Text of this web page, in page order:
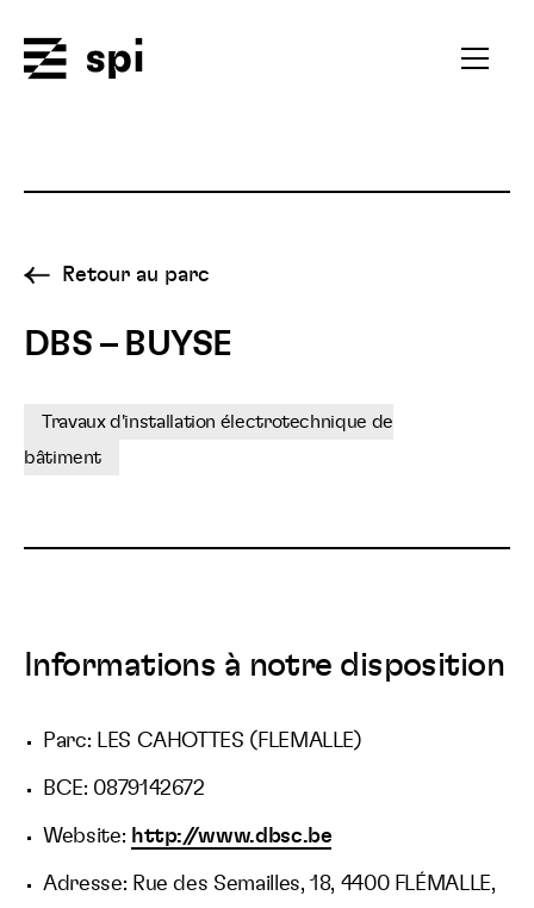
Ouvrir
Retour au parc
DBS – BUYSE
Travaux d'installation électrotechnique de
bâtiment
Informations à notre disposition
Parc: LES CAHOTTES (FLEMALLE)
BCE: 0879142672
Website: http://www.dbsc.be
Adresse: Rue des Semailles, 18, 4400 FLÉMALLE,